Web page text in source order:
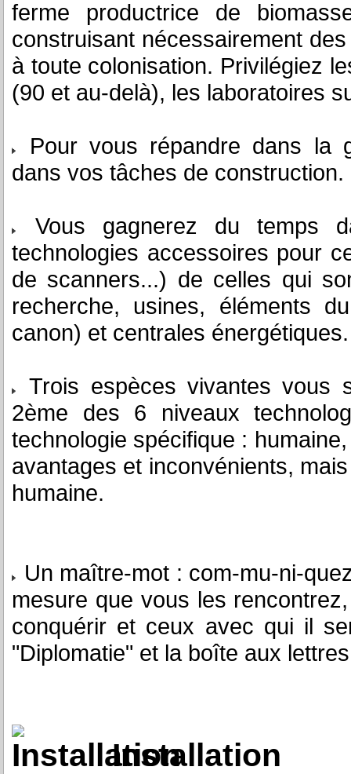
ferme productrice de
construisant nécessairement
à toute colonisation. Privilégiez
(90 et au-delà), les laboratoires
Pour vous répandre dans la
dans vos tâches de construction.
Vous gagnerez du temps
technologies accessoires pour
de scanners...) de celles qui
recherche, usines, éléments
canon) et centrales énergétiques.
Trois espèces vivantes vous
2ème des 6 niveaux
technologie spécifique :
avantages et inconvénients,
humaine.
Un maître-mot : com-mu-ni-
mesure que vous les
conquérir et ceux avec qui il
"Diplomatie" et la boîte aux
Installation